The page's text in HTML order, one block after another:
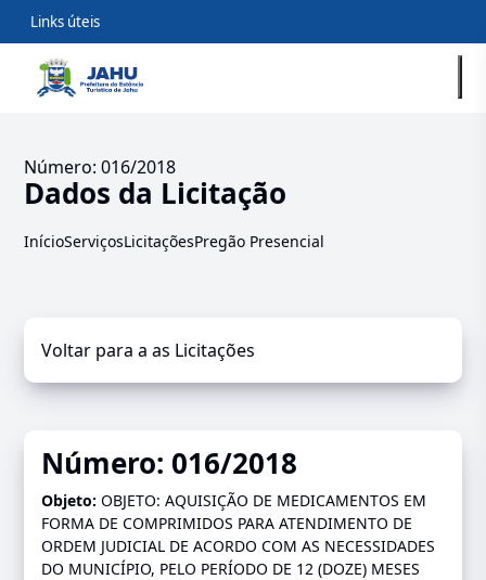
Links úteis
Número: 016/2018
Dados da Licitação
InícioServiçosLicitaçõesPregão Presencial
Voltar para a as Licitações
Número: 016/2018
Objeto:OBJETO: AQUISIÇÃO DE MEDICAMENTOS EM
FORMA DE COMPRIMIDOS PARA ATENDIMENTO DE
ORDEM JUDICIAL DE ACORDO COM AS NECESSIDADES
DO MUNICÍPIO, PELO PERÍODO DE 12 (DOZE) MESES